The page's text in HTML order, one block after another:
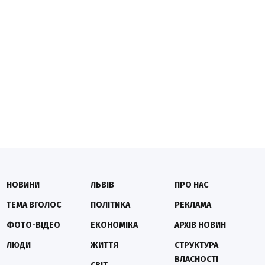
НОВИНИ
ТЕМА ВГОЛОС
ФОТО-ВІДЕО
ЛЮДИ
ЛЬВІВ
ПОЛІТИКА
ЕКОНОМІКА
ЖИТТЯ
ПРО НАС
РЕКЛАМА
АРХІВ НОВИН
СТРУКТУРА
ВЛАСНОСТІ